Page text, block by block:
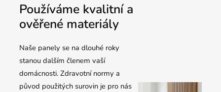
Používáme kvalitní a
ověřené materiály
Naše panely se na dlouhé roky
stanou dalším členem vaší
domácnosti. Zdravotní normy a
původ použitých surovin je pro nás